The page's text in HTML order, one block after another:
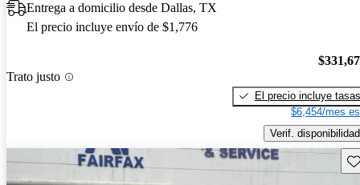
Entrega a domicilio desde Dallas, TX
El precio incluye envío de $1,776
Trato justo
El precio incluye tasas
$6,454/mes
Verif. disponibilidad